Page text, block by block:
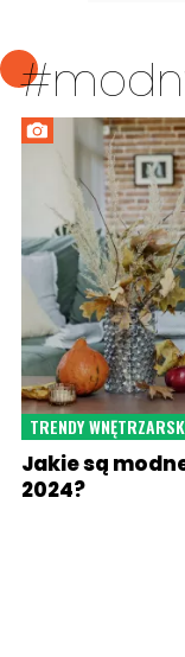
TRENDY
Jakie są
2024?